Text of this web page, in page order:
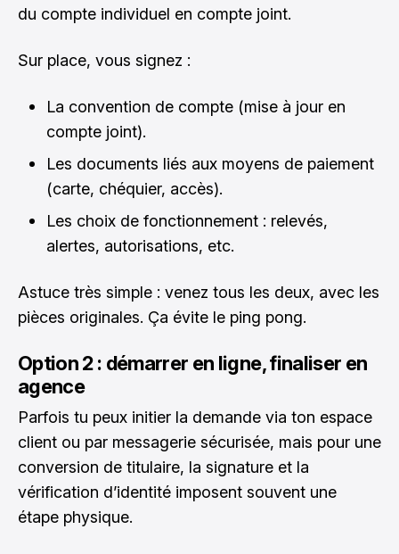
du compte individuel en compte joint.
Sur place, vous signez :
La convention de compte (mise à jour en
compte joint).
Les documents liés aux moyens de paiement
(carte, chéquier, accès).
Les choix de fonctionnement : relevés,
alertes, autorisations, etc.
Astuce très simple : venez tous les deux, avec les
pièces originales. Ça évite le ping pong.
Option 2 : démarrer en ligne, finaliser en
agence
Parfois tu peux initier la demande via ton espace
client ou par messagerie sécurisée, mais pour une
conversion de titulaire, la signature et la
vérification d’identité imposent souvent une
étape physique.